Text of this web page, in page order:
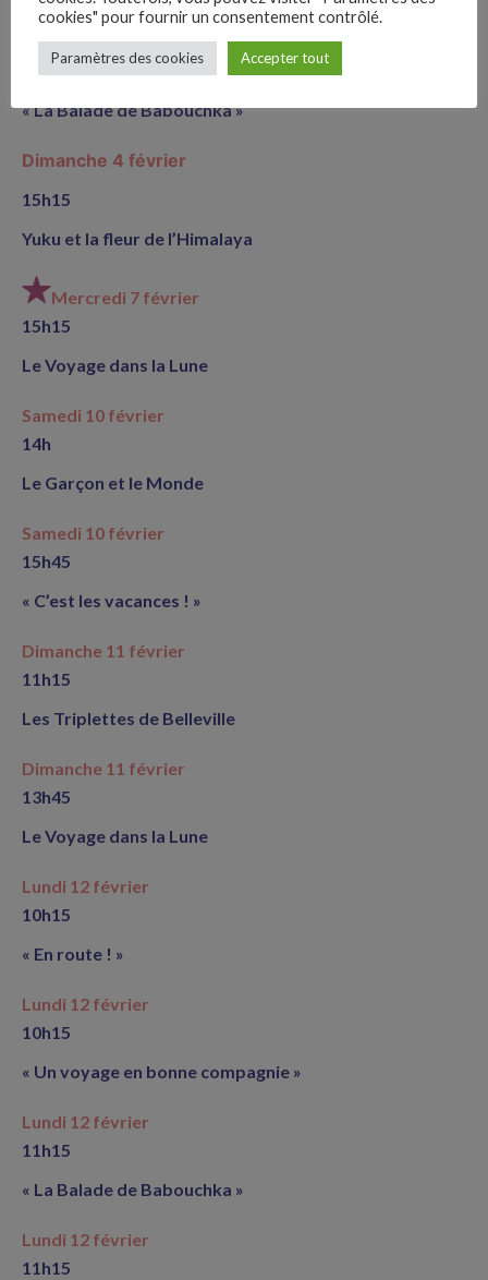
Follow Us
Dimanche 4 février
11h15
« La Balade de Babouchka »
Dimanche 4 février
15h15
Yuku et la fleur de l’Himalaya
Mercredi 7 février
15h15
Le Voyage dans la Lune
Samedi 10 février
14h
Le Garçon et le Monde
Samedi 10 février
15h45
« C’est les vacances ! »
Dimanche 11 février
11h15
Les Triplettes de Belleville
Dimanche 11 février
13h45
Le Voyage dans la Lune
Lundi 12 février
10h15
« En route ! »
Lundi 12 février
10h15
« Un voyage en bonne compagnie »
Lundi 12 février
11h15
« La Balade de Babouchka »
Lundi 12 février
11h15
cookies" pour fournir un consentement contrôlé.
Paramètres des cookies Accepter tout